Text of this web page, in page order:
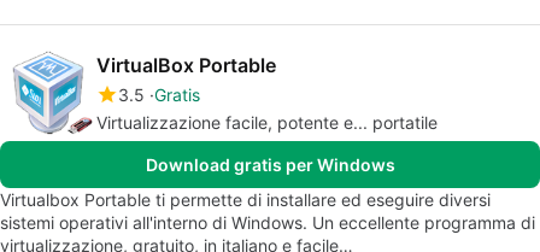
VirtualBox Portable
3.5 Gratis
Virtualizzazione facile, potente e... portatile
Download gratis per Windows
Virtualbox Portable ti permette di installare ed eseguire diversi
sistemi operativi all'interno di Windows. Un eccellente programma di
virtualizzazione, gratuito, in italiano e facile…